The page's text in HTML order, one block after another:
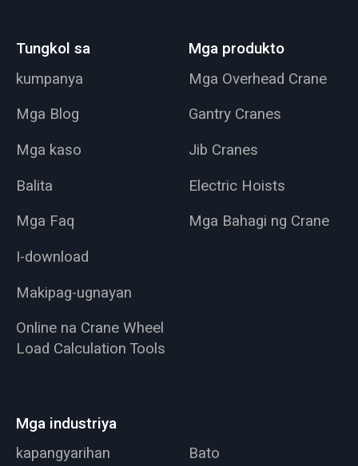
Tungkol sa
kumpanya
Mga Blog
Mga kaso
Balita
Mga Faq
I-download
Makipag-ugnayan
Online na Crane Wheel
Load Calculation Tools
Mga produkto
Mga Overhead Crane
Gantry Cranes
Jib Cranes
Electric Hoists
Mga Bahagi ng Crane
Mga industriya
kapangyarihan
Bato